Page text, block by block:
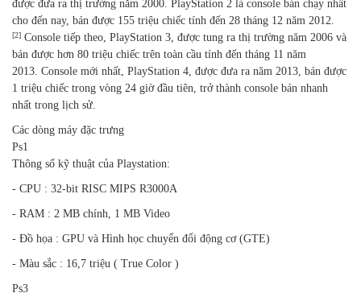
được đưa ra thị trường năm 2000. PlayStation 2 là console bán chạy nhất
cho đến nay, bán được 155 triệu chiếc tính đến 28 tháng 12 năm 2012.
[2] Console tiếp theo, PlayStation 3, được tung ra thị trường năm 2006 và
bán được hơn 80 triệu chiếc trên toàn cầu tính đến tháng 11 năm
2013. Console mới nhất, PlayStation 4, được đưa ra năm 2013, bán được
1 triệu chiếc trong vòng 24 giờ đầu tiên, trở thành console bán nhanh
nhất trong lịch sử.
Các dòng máy đặc trưng
Ps1
Thông số kỹ thuật của Playstation:
- CPU : 32-bit RISC MIPS R3000A
- RAM : 2 MB chính, 1 MB Video
- Đồ họa : GPU và Hình học chuyển đổi động cơ (GTE)
- Màu sắc : 16,7 triệu ( True Color )
Ps3